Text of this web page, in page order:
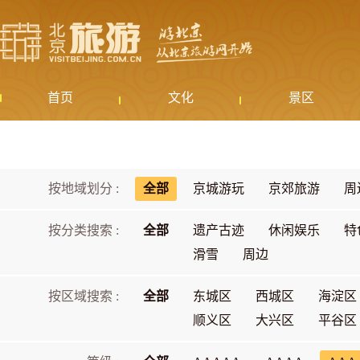
首页 文化 景区
按地域划分 : 全部 京城游玩 京郊旅游 周
按分类搜索 : 全部 遗产古迹 休闲娱乐
特
滑雪
周边
按区域搜索 : 全部 东城区 西城区
海淀区
顺义区
大兴区 平谷区